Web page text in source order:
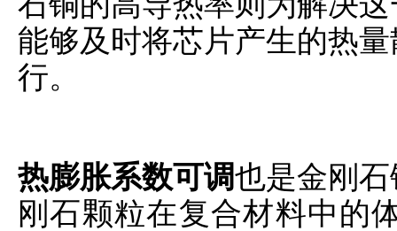
能够及时将芯片产生的热
行。
热膨胀系数可调也是金刚
刚石颗粒在复合材料中的